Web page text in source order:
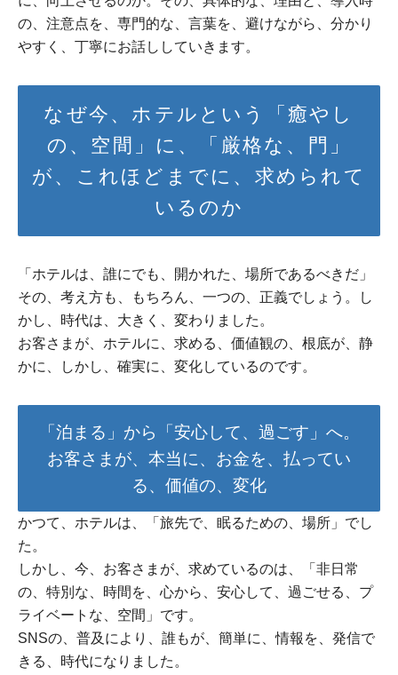
の、注意点を、専門的な、言葉を、避けながら、分かり
やすく、丁寧にお話ししていきます。
なぜ今、ホテルという「癒やし
の、空間」に、「厳格な、門」
が、これほどまでに、求められて
いるのか
「ホテルは、誰にでも、開かれた、場所であるべきだ」
その、考え方も、もちろん、一つの、正義でしょう。し
かし、時代は、大きく、変わりました。
お客さまが、ホテルに、求める、価値観の、根底が、静
かに、しかし、確実に、変化しているのです。
「泊まる」から「安心して、過ごす」へ。
お客さまが、本当に、お金を、払ってい
る、価値の、変化
かつて、ホテルは、「旅先で、眠るための、場所」でし
た。
しかし、今、お客さまが、求めているのは、「非日常
の、特別な、時間を、心から、安心して、過ごせる、プ
ライベートな、空間」です。
SNSの、普及により、誰もが、簡単に、情報を、発信で
きる、時代になりました。